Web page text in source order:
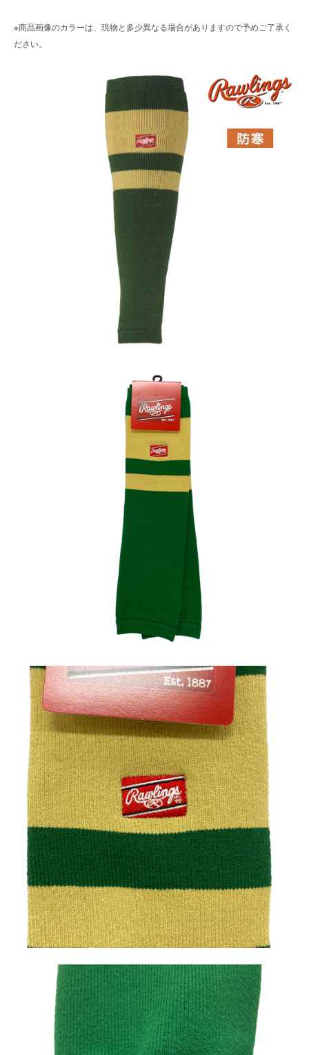
※商品画像のカラーは、現物と多少異なる場合がありますので予めご了承く
ださい。